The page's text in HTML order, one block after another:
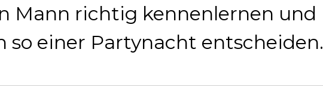
Mann richtig kennenlernen und
so einer Partynacht entscheiden.